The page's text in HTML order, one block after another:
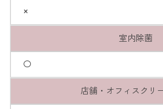
×
室内除菌
〇
店舗・オフィスクリ